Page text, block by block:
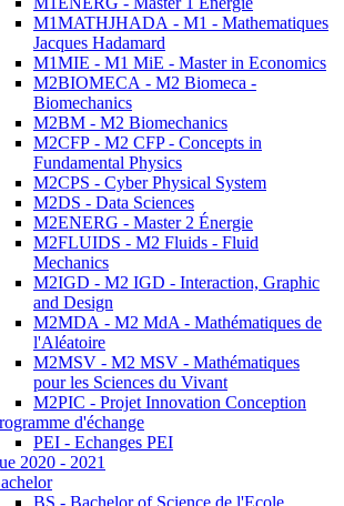
M1MATHJHADA - M1 - Mathematiques
Jacques Hadamard
M1MIE - M1 MiE - Master in Economics
M2BIOMECA - M2 Biomeca -
Biomechanics
M2BM - M2 Biomechanics
M2CFP - M2 CFP - Concepts in
Fundamental Physics
M2CPS - Cyber Physical System
M2DS - Data Sciences
M2ENERG - Master 2 Énergie
M2FLUIDS - M2 Fluids - Fluid
Mechanics
M2IGD - M2 IGD - Interaction, Graphic
and Design
M2MDA - M2 MdA - Mathématiques de
l'Aléatoire
M2MSV - M2 MSV - Mathématiques
pour les Sciences du Vivant
M2PIC - Projet Innovation Conception
d'échange
PEI - Echanges PEI
2020 - 2021
BS - Bachelor of Science de l'Ecole